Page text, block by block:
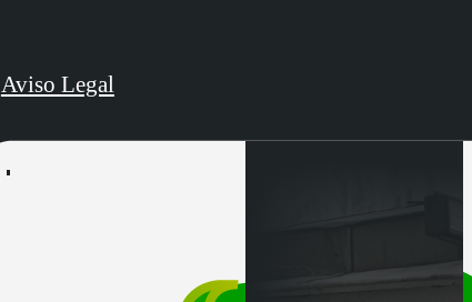
Aviso Legal